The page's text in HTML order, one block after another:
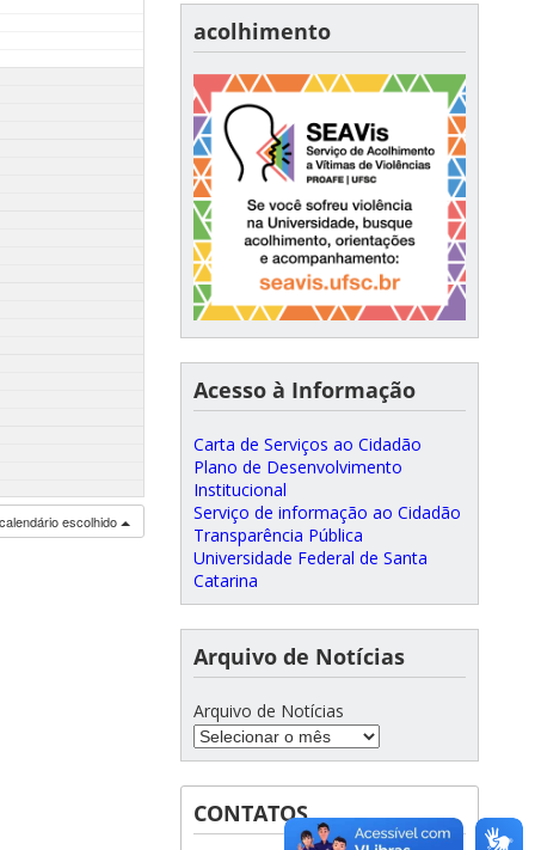
escolhido
acolhimento
Acesso à Informação
Carta de Serviços ao Cidadão
Plano de Desenvolvimento
Institucional
Serviço de informação ao Cidadão
Transparência Pública
Universidade Federal de Santa
Catarina
Arquivo de Notícias
Arquivo de Notícias
CONTATOS